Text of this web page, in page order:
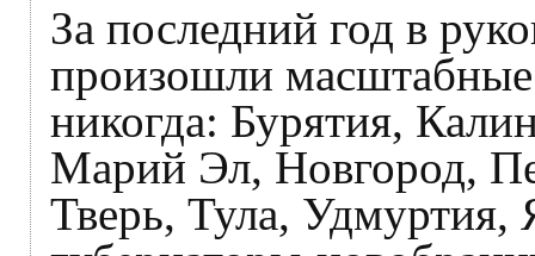
За последний год в
произошли
никогда: Бурятия,
Марий Эл, Новгород,
Тверь, Тула, Удмуртия,